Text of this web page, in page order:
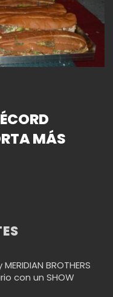
MÁS
BROTHERS
con un SHOW